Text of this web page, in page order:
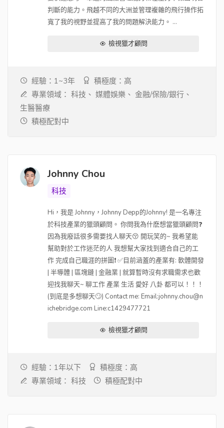
判斷的能力。飛越不同的大洲並管理複雜的飛行操作拓
寬了我的視野並提高了我的問題解決能力。 ...
檢視獵才顧問
經驗：1~3年
積極度：高
專業領域： 科技、 媒體娛樂、 金融/保險/銀行、
生醫醫療
積極配對中
Johnny Chou
科技
Hi，我是 Johnny，Johnny Depp的Johnny! 是一名專注
於科技產業的獵頭顧問。 你問我為什麽想當獵頭顧問❓
因為我廢話很多需要找人聊天😚 開玩笑的~ 我希望能
幫助對於工作迷茫的人 我想幫大家找到適合自己的工
作 完成自己職涯的拼圖❗ ✅目前涵蓋的產業有: 軟體開發
| 半導體 | 區塊鏈 | 金融業 | 就算暫時沒有求職需求也歡
迎找我聊天~ 聊工作 產業 生活 愛好 八卦 都可以！！！
(到底是多想聊天🙄) Contact me: Email:johnny.chou@n
ichebridge.com Line:c1429477721
檢視獵才顧問
經驗：1年以下
積極度：高
專業領域： 科技 積極配對中